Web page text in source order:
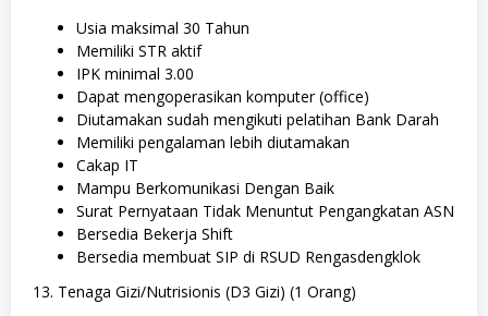
Usia maksimal 30 Tahun
Memiliki STR aktif
IPK minimal 3.00
Dapat mengoperasikan komputer (office)
Diutamakan sudah mengikuti pelatihan Bank Darah
Memiliki pengalaman lebih diutamakan
Cakap IT
Mampu Berkomunikasi Dengan Baik
Surat Pernyataan Tidak Menuntut Pengangkatan ASN
Bersedia Bekerja Shift
Bersedia membuat SIP di RSUD Rengasdengklok
13. Tenaga Gizi/Nutrisionis (D3 Gizi) (1 Orang)